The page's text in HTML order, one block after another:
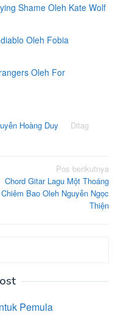
Shame Oleh Kate Wolf
Oleh Fobia
Oleh For
Hoàng Duy
Ditag
Pos berikutnya
Chord Gitar Lagu Một Thoáng
Chiêm Bao Oleh Nguyễn Ngọc
Thiện
Pemula